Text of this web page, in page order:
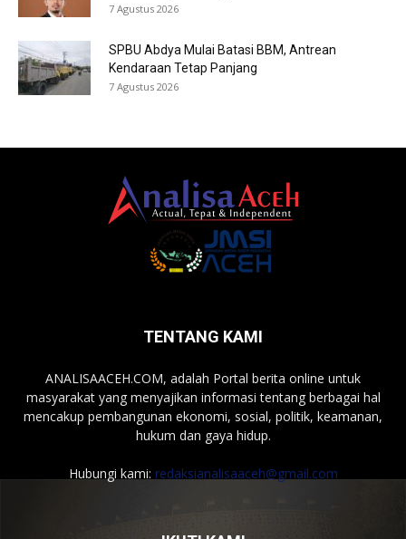
7 Agustus 2026
SPBU Abdya Mulai Batasi BBM, Antrean
Kendaraan Tetap Panjang
7 Agustus 2026
TENTANG KAMI
ANALISAACEH.COM, adalah Portal berita online untuk
masyarakat yang menyajikan informasi tentang berbagai hal
mencakup pembangunan ekonomi, sosial, politik, keamanan,
hukum dan gaya hidup.
Hubungi kami: redaksianalisaaceh@gmail.com